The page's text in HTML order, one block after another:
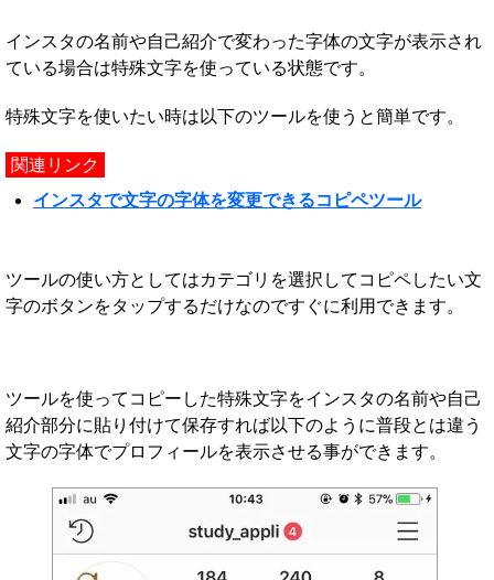
インスタの名前や自己紹介で変わった字体の文字が表示され
ている場合は特殊文字を使っている状態です。
特殊文字を使いたい時は以下のツールを使うと簡単です。
関連リンク
インスタで文字の字体を変更できるコピペツール
ツールの使い方としてはカテゴリを選択してコピペしたい文
字のボタンをタップするだけなのですぐに利用できます。
ツールを使ってコピーした特殊文字をインスタの名前や自己
紹介部分に貼り付けて保存すれば以下のように普段とは違う
文字の字体でプロフィールを表示させる事ができます。